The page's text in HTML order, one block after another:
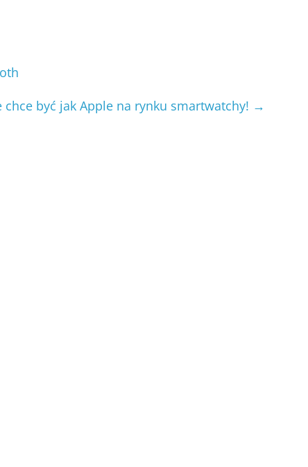
chce być jak Apple na rynku smartwatchy! →